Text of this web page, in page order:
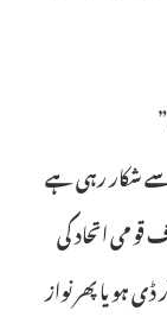
سے شکار رہی ہے
می اتحاد کی
ہو یا پھر نواز